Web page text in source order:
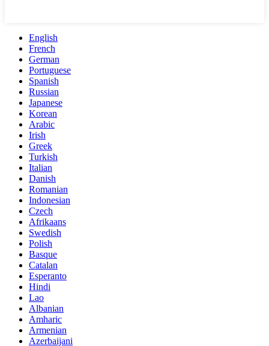
English
French
German
Portuguese
Spanish
Russian
Japanese
Korean
Arabic
Irish
Greek
Turkish
Italian
Danish
Romanian
Indonesian
Czech
Afrikaans
Swedish
Polish
Basque
Catalan
Esperanto
Hindi
Lao
Albanian
Amharic
Armenian
Azerbaijani